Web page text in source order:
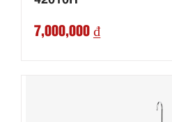
7,000,000 ₫